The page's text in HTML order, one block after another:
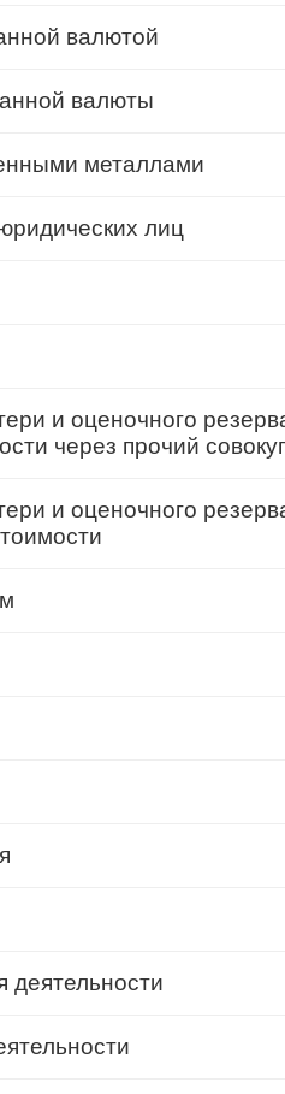
валютой
валюты
металлами
лиц
и оценочного
через прочий
и оценочного